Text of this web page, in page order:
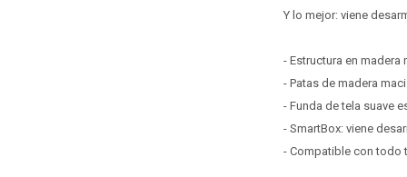
Y lo mejor: viene
- Estructura en madera
- Patas de madera
- Funda de tela suave
- SmartBox: viene
- Compatible con todo